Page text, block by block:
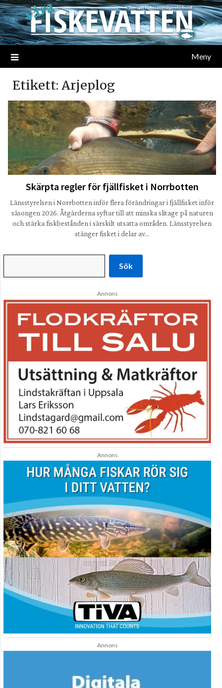
Meny
Etikett: Arjeplog
Skärpta regler för fjällfisket i Norrbotten
Länsstyrelsen i Norrbotten inför flera förändringar i fjällfisket inför
säsongen 2026. Åtgärderna syftar till att minska slitage på naturen
och stärka fiskbestånden i särskilt utsatta områden. Länsstyrelsen
stänger fisket i delar av…
Sök
Annons
Annons
Annons